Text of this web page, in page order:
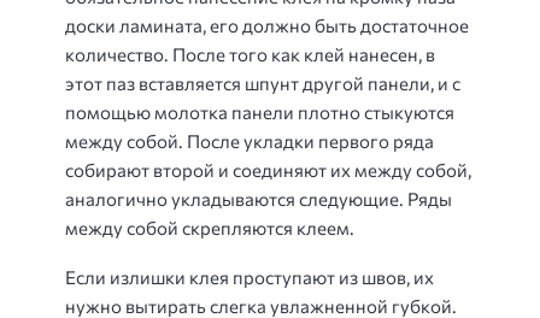
доски ламината, его должно быть достаточное
количество. После того как клей нанесен, в
этот паз вставляется шпунт другой панели, и с
помощью молотка панели плотно стыкуются
между собой. После укладки первого ряда
собирают второй и соединяют их между собой,
аналогично укладываются следующие. Ряды
между собой скрепляются клеем.
Если излишки клея проступают из швов, их
нужно вытирать слегка увлажненной губкой.